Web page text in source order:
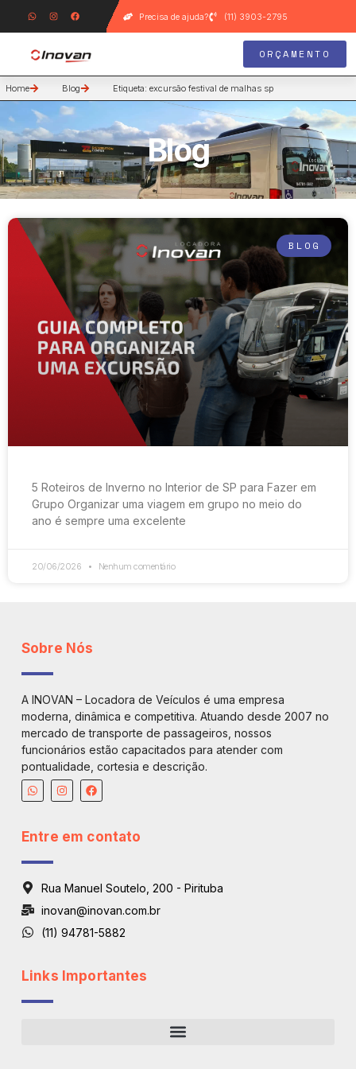
Precisa de ajuda? (11) 3903-2795
ORÇAMENTO
Home Blog Etiqueta: excursão festival de malhas sp
Blog
BLOG
5 Roteiros de Inverno no Interior de SP para Fazer em
Grupo Organizar uma viagem em grupo no meio do
ano é sempre uma excelente
20/06/2026 Nenhum comentário
Sobre Nós
A INOVAN – Locadora de Veículos é uma empresa
moderna, dinâmica e competitiva. Atuando desde 2007 no
mercado de transporte de passageiros, nossos
funcionários estão capacitados para atender com
pontualidade, cortesia e descrição.
Entre em contato
Rua Manuel Soutelo, 200 - Pirituba
inovan@inovan.com.br
(11) 94781-5882
Links Importantes